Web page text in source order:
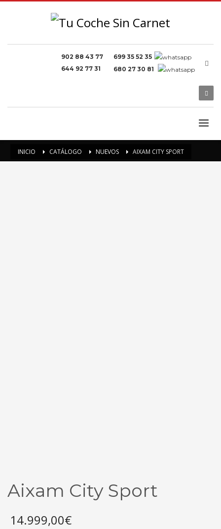
902 88 43 77
644 92 77 31
699 35 52 35
680 27 30 81
INICIO CATÁLOGO NUEVOS AIXAM CITY SPORT
Aixam City Sport
14.999,00€